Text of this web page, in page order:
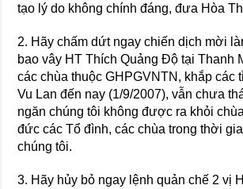
tạo lý do không chính đáng, đưa Hòa
2. Hãy chấm dứt ngay chiến dịch mời
bao vây HT Thích Quảng Độ tại Thanh
các chùa thuộc GHPGVNTN, khắp các
Vu Lan đến nay (1/9/2007), vẫn chưa
ngăn chúng tôi không được ra khỏi
đức các Tổ đình, các chùa trong thời
chúng tôi.
3. Hãy hủy bỏ ngay lệnh quản chế 2 vị